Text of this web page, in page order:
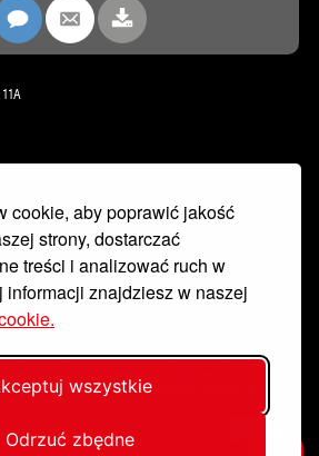
cookie, aby poprawić jakość
strony, dostarczać
treści i analizować ruch w
informacji znajdziesz w naszej
wszystkie
Odrzuć zbędne
danych osobowych w celu dostarczania mi newslettera, w tym informacji
prywatności. Zostałem poinformowany/a o możliwości wycofania zgody w każdej